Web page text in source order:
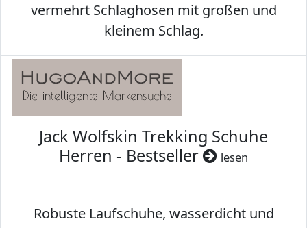
vermehrt Schlaghosen mit großen und
kleinem Schlag.
Jack Wolfskin Trekking Schuhe
Herren - Bestseller
lesen
Robuste Laufschuhe, wasserdicht und